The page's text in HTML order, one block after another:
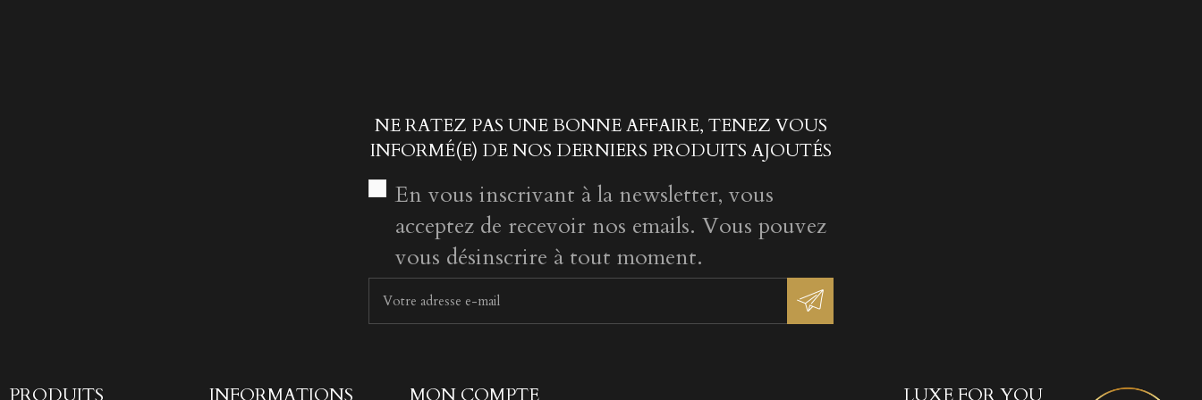
NE RATEZ PAS UNE BONNE AFFAIRE, TENEZ VOUS
INFORMÉ(E) DE NOS DERNIERS PRODUITS AJOUTÉS
En vous inscrivant à la newsletter, vous
acceptez de recevoir nos emails. Vous pouvez
vous désinscrire à tout moment.
PRODUITS INFORMATIONS MON COMPTE LUXE FOR YOU